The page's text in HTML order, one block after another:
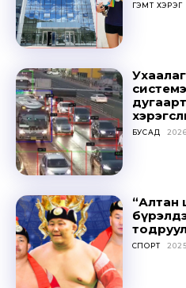
ГЭМТ ХЭРЭГ
БУСАД
“Алтан
СПОРТ